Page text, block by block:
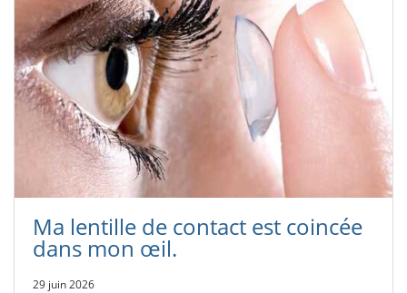
Ma lentille de contact est coincée
dans mon œil.
29 juin 2026